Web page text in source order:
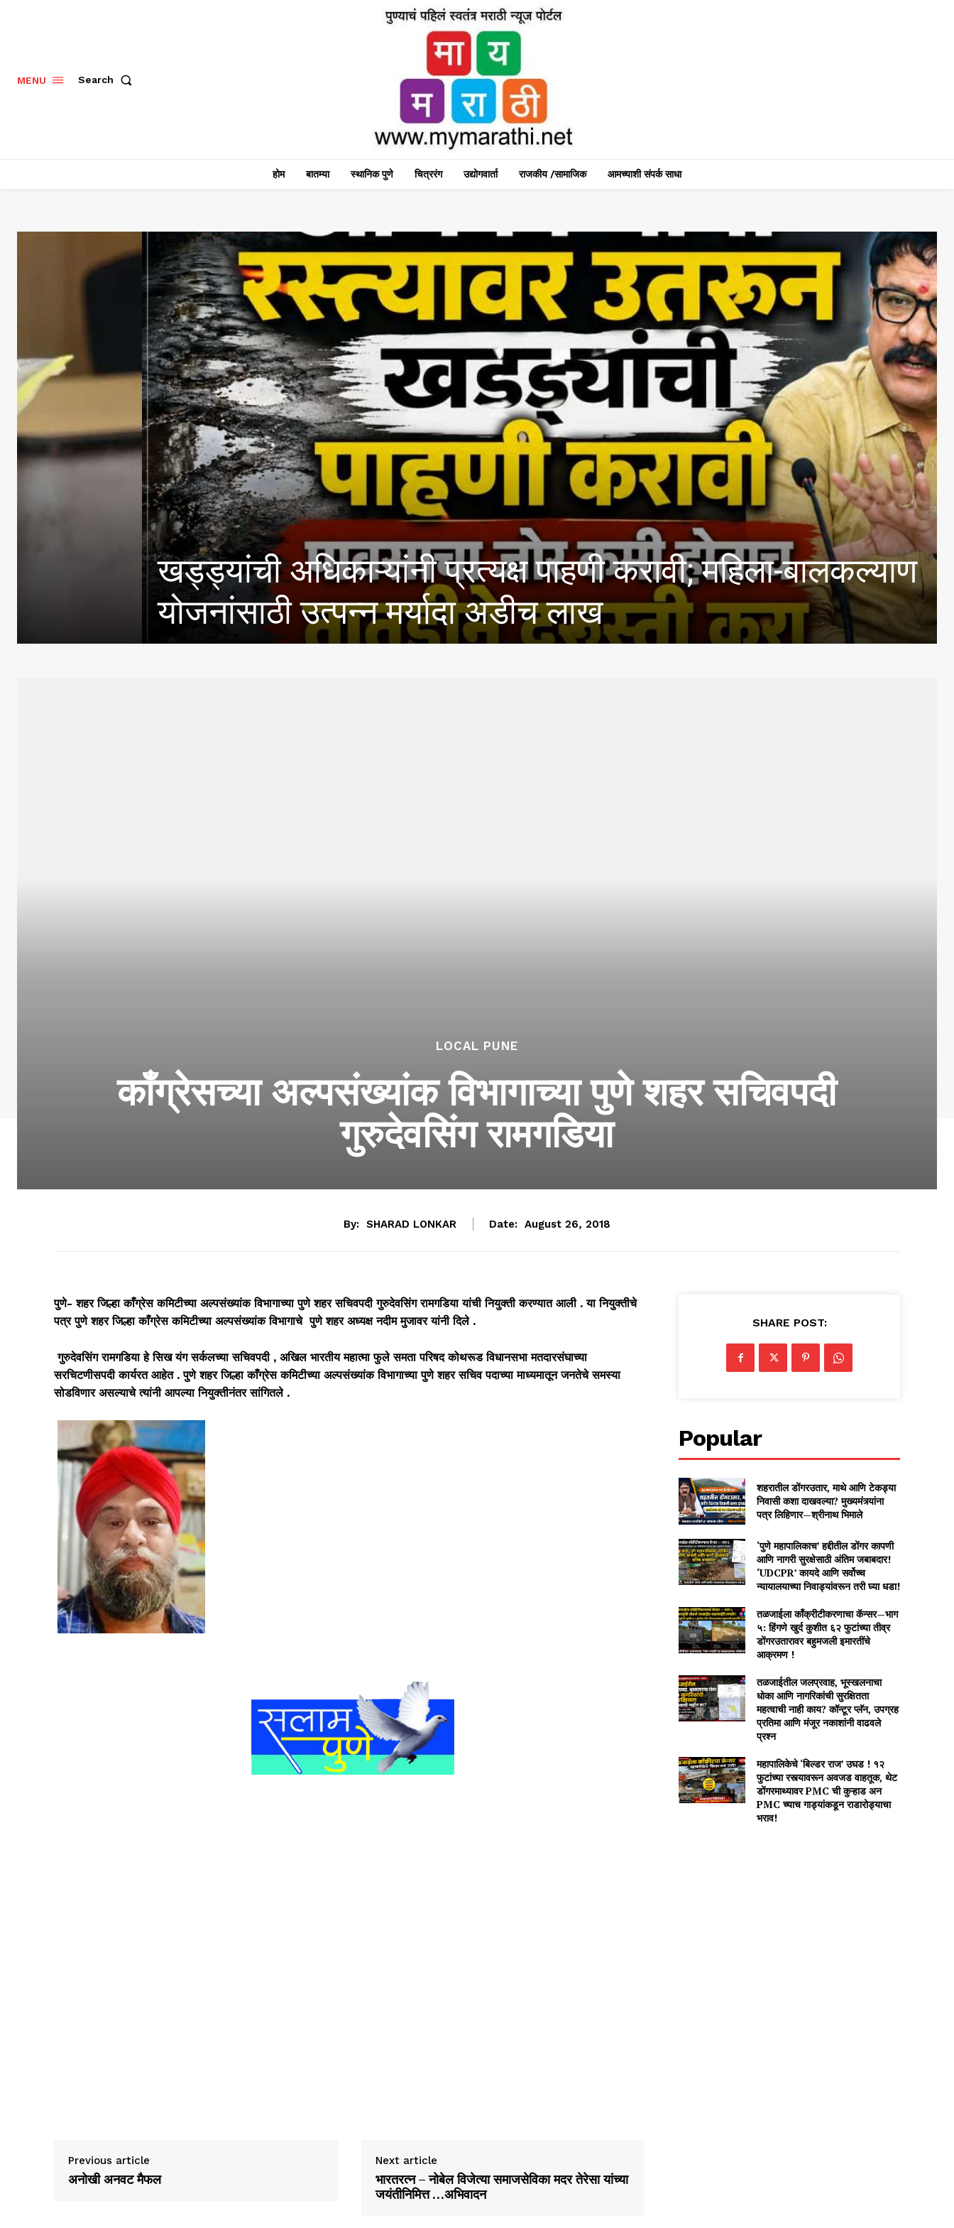
MENU Search
होम बातम्या स्थानिक पुणे चित्ररंग उद्योगवार्ता राजकीय /सामाजिक आमच्याशी संपर्क साधा
खड्ड्यांची अधिकाऱ्यांनी प्रत्यक्ष पाहणी करावी; महिला-बालकल्याण
योजनांसाठी उत्पन्न मर्यादा अडीच लाख
LOCAL PUNE
काँग्रेसच्या अल्पसंख्यांक विभागाच्या पुणे शहर सचिवपदी
गुरुदेवसिंग रामगडिया
By: SHARAD LONKAR Date: August 26, 2018
पुणे- शहर जिल्हा काँग्रेस कमिटीच्या अल्पसंख्यांक विभागाच्या पुणे शहर सचिवपदी गुरुदेवसिंग रामगडिया यांची नियुक्ती करण्यात आली . या नियुक्तीचे
पत्र पुणे शहर जिल्हा काँग्रेस कमिटीच्या अल्पसंख्यांक विभागाचे पुणे शहर अध्यक्ष नदीम मुजावर यांनी दिले .
गुरुदेवसिंग रामगडिया हे सिख यंग सर्कलच्या सचिवपदी , अखिल भारतीय महात्मा फुले समता परिषद कोथरूड विधानसभा मतदारसंघाच्या
सरचिटणीसपदी कार्यरत आहेत . पुणे शहर जिल्हा काँग्रेस कमिटीच्या अल्पसंख्यांक विभागाच्या पुणे शहर सचिव पदाच्या माध्यमातून जनतेचे समस्या
सोडविणार असल्याचे त्यांनी आपल्या नियुक्तीनंतर सांगितले .
Previous article
अनोखी अनवट मैफल
Next article
भारतरत्न – नोबेल विजेत्या समाजसेविका मदर तेरेसा यांच्या
जयंतीनिमित्त …अभिवादन
SHARE POST:
Popular
शहरातील डोंगरउतार, माथे आणि टेकड्या
निवासी कशा दाखवल्या? मुख्यमंत्र्यांना
पत्र लिहिणार—श्रीनाथ भिमाले
‘पुणे महापालिकाच’ हद्दीतील डोंगर कापणी
आणि नागरी सुरक्षेसाठी अंतिम जबाबदार!
‘UDCPR’ कायदे आणि सर्वोच्च
न्यायालयाच्या निवाड्यांवरून तरी घ्या धडा!
तळजाईला काँक्रीटीकरणाचा कॅन्सर—भाग
५: हिंगणे खुर्द कुशीत ६२ फुटांच्या तीव्र
डोंगरउतारावर बहुमजली इमारतींचे
आक्रमण !
तळजाईतील जलप्रवाह, भूस्खलनाचा
धोका आणि नागरिकांची सुरक्षितता
महत्वाची नाही काय? कॉन्टूर प्लॅन, उपग्रह
प्रतिमा आणि मंजूर नकाशांनी वाढवले
प्रश्न
महापालिकेचे ‘बिल्डर राज’ उघड ! १२
फुटांच्या रस्त्यावरून अवजड वाहतूक, थेट
डोंगरमाथ्यावर PMC ची कुऱ्हाड अन
PMC च्याच गाड्यांकडून राडारोड्याचा
भराव!